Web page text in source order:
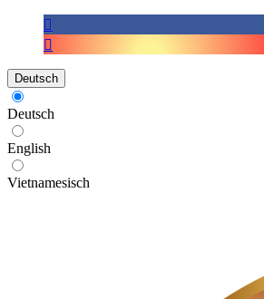
Deutsch
Deutsch
English
Vietnamesisch